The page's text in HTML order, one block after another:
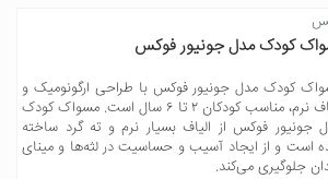
کودک مدل جونیور فوکس
کودک مدل جونیور فوکس با طراحی ارگونومیک و
الیاف نرم، مناسب کودکان ۲ تا ۶ سال است. مسواک کودک
جونیور فوکس از الیاف بسیار نرم و ته گرد ساخته
است و از ایجاد آسیب و حساسیت در لثه‌ها و مینای
جلوگیری می‌کند.